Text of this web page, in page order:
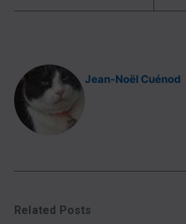
Jean-Noël Cuénod
Related Posts